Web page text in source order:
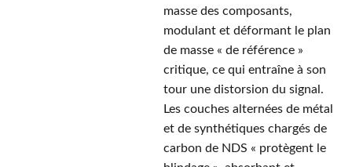
masse des composants,
modulant et déformant le plan
de masse « de référence »
critique, ce qui entraîne à son
tour une distorsion du signal.
Les couches alternées de métal
et de synthétiques chargés de
carbon de NDS « protègent le